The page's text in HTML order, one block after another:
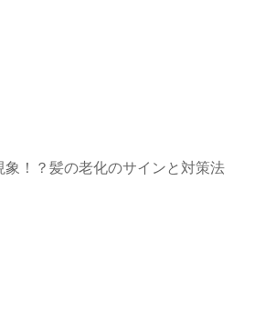
象！？髪の老化のサインと対策法